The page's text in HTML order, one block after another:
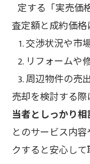
定する「実売価
査定額と成約価
交渉状況や市
リフォームや
周辺物件の売
売却を検討する際
当者としっかり
とのサービス内
クすると安心して